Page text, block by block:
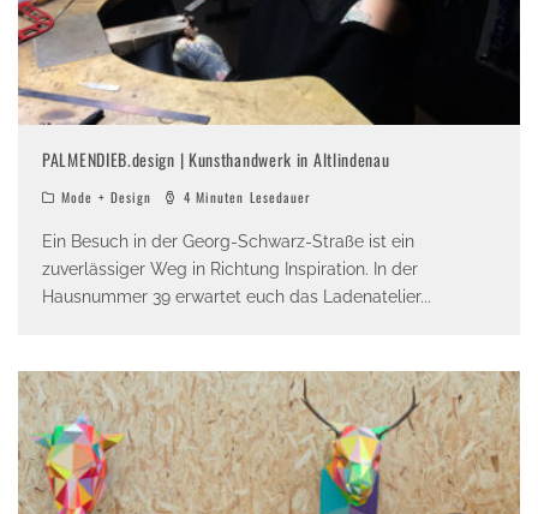
PALMENDIEB.design | Kunsthandwerk in Altlindenau
Mode + Design 4 Minuten Lesedauer
Ein Besuch in der Georg-Schwarz-Straße ist ein
zuverlässiger Weg in Richtung Inspiration. In der
Hausnummer 39 erwartet euch das Ladenatelier...